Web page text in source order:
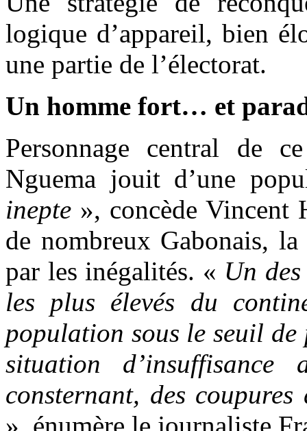
logique d’appareil, bien
une partie de l’électorat.
Un homme fort… et
Personnage central de
Nguema jouit d’une
inepte », concède Vincent
de nombreux Gabonais,
par les inégalités. « Un
les plus élevés du
population sous le seuil
situation
consternant, des
», énumère le journaliste